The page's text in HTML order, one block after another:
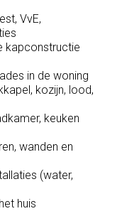
VvE,
kapconstructie
in de woning
kozijn, lood,
keuken
wanden en
(water,
huis